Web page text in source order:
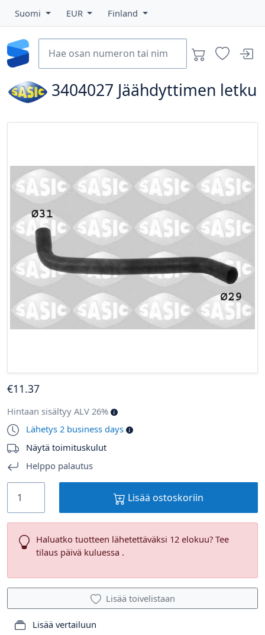
Suomi EUR Finland
3404027 Jäähdyttimen letku
€11.37
Hintaan sisältyy ALV 26%
Lähetys 2 business days
Näytä toimituskulut
Helppo palautus
Lisää ostoskoriin
Haluatko tuotteen lähetettäväksi 12 elokuu? Tee
tilaus päivä kuluessa .
Lisää toivelistaan
Lisää vertailuun